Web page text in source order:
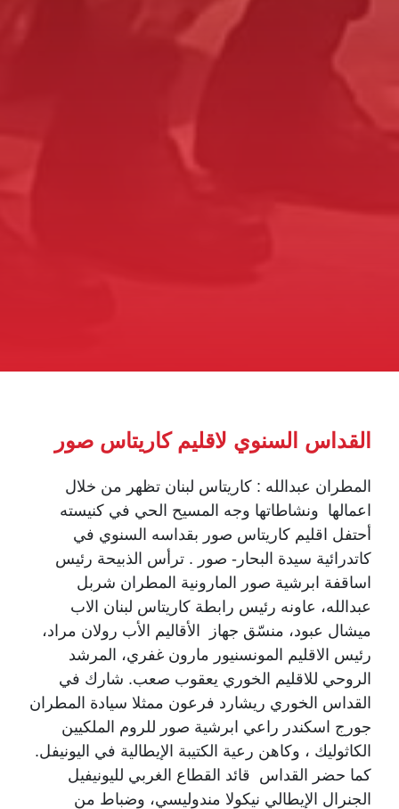
القداس السنوي لاقليم كاريتاس صور
المطران عبدالله : كاريتاس لبنان تظهر من خلال
اعمالها ونشاطاتها وجه المسيح الحي في كنيسته
أحتفل اقليم كاريتاس صور بقداسه السنوي في
كاتدرائية سيدة البحار- صور . ترأس الذبيحة رئيس
اساقفة ابرشية صور المارونية المطران شربل
عبدالله، عاونه رئيس رابطة كاريتاس لبنان الاب
ميشال عبود، منسّق جهاز الأقاليم الأب رولان مراد،
رئيس الاقليم المونسنيور مارون غفري، المرشد
الروحي للاقليم الخوري يعقوب صعب. شارك في
القداس الخوري ريشارد فرعون ممثلا سيادة المطران
جورج اسكندر راعي ابرشية صور للروم الملكيين
الكاثوليك ، وكاهن رعية الكتيبة الإيطالية في اليونيفل.
كما حضر القداس قائد القطاع الغربي لليونيفيل
الجنرال الإيطالي نيكولا مندوليسي، وضباط من